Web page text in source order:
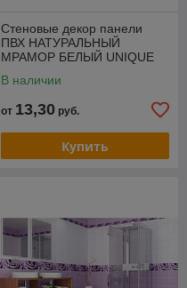
Стеновые декор панели
ПВХ НАТУРАЛЬНЫЙ
МРАМОР БЕЛЫЙ UNIQUE
В наличии
от 13,30 руб.
Купить